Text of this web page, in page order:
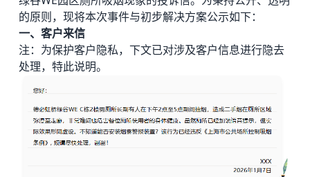
的原则，现将本次事件与初步解决方案公示如下：
一、客户来信
注：为保护客户隐私，下文已对涉及客户信息进行隐去
处理，特此说明。